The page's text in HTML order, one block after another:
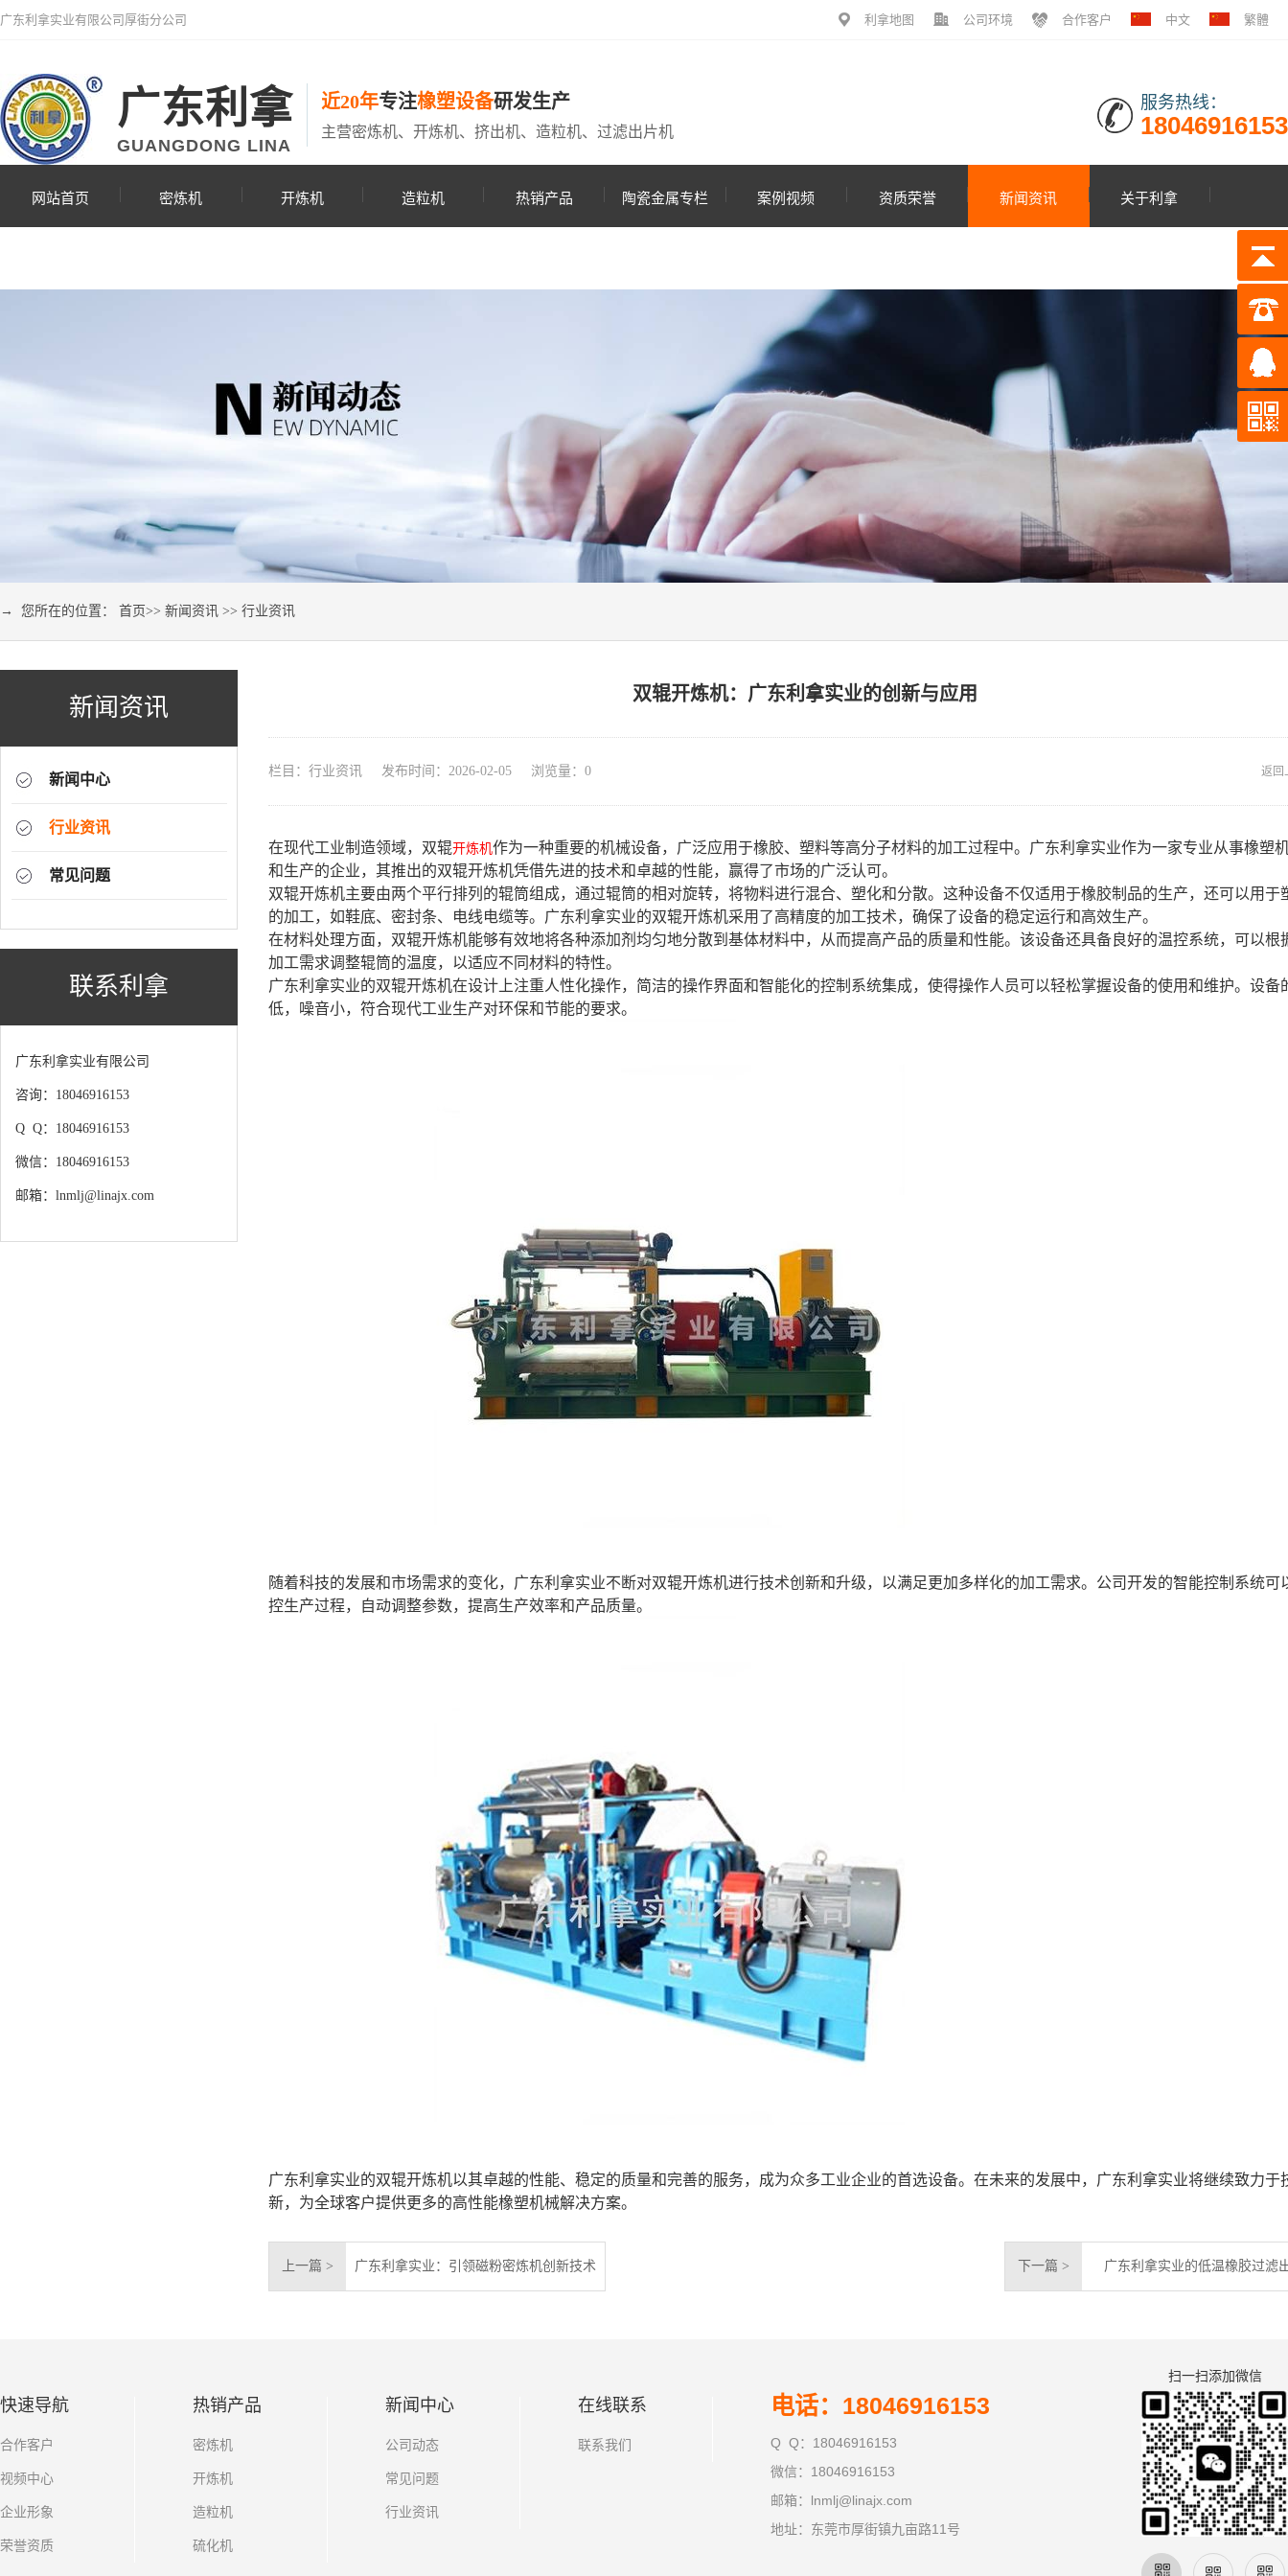
广东利拿实业有限公司厚街分公司 利拿地图 公司环境 合作客户 中文 繁體
广东利拿
GUANGDONG LINA
近20年专注橡塑设备研发生产
主营密炼机、开炼机、挤出机、造粒机、过滤出片机
服务热线：
18046916153
网站首页 密炼机 开炼机 造粒机 热销产品 陶瓷金属专栏 案例视频 资质荣誉 新闻资讯 关于利拿
→ 您所在的位置： 首页>> 新闻资讯 >> 行业资讯
新闻资讯
新闻中心
行业资讯
常见问题
联系利拿
广东利拿实业有限公司
咨询：18046916153
Q Q：18046916153
微信：18046916153
邮箱：lnmlj@linajx.com
双辊开炼机：广东利拿实业的创新与应用
栏目：行业资讯 发布时间：2026-02-05 浏览量： 0 返回
在现代工业制造领域，双辊开炼机作为一种重要的机械设备，广泛应用于橡胶、塑料等高分子材料的加工过程中。广东利拿实业作为一家专业从事橡塑
和生产的企业，其推出的双辊开炼机凭借先进的技术和卓越的性能，赢得了市场的广泛认可。
双辊开炼机主要由两个平行排列的辊筒组成，通过辊筒的相对旋转，将物料进行混合、塑化和分散。这种设备不仅适用于橡胶制品的生产，还可以用于
的加工，如鞋底、密封条、电线电缆等。广东利拿实业的双辊开炼机采用了高精度的加工技术，确保了设备的稳定运行和高效生产。
在材料处理方面，双辊开炼机能够有效地将各种添加剂均匀地分散到基体材料中，从而提高产品的质量和性能。该设备还具备良好的温控系统，可以根
加工需求调整辊筒的温度，以适应不同材料的特性。
广东利拿实业的双辊开炼机在设计上注重人性化操作，简洁的操作界面和智能化的控制系统集成，使得操作人员可以轻松掌握设备的使用和维护。设备
低，噪音小，符合现代工业生产对环保和节能的要求。
随着科技的发展和市场需求的变化，广东利拿实业不断对双辊开炼机进行技术创新和升级，以满足更加多样化的加工需求。公司开发的智能控制系统可
控生产过程，自动调整参数，提高生产效率和产品质量。
广东利拿实业的双辊开炼机以其卓越的性能、稳定的质量和完善的服务，成为众多工业企业的首选设备。在未来的发展中，广东利拿实业将继续致力于
新，为全球客户提供更多的高性能橡塑机械解决方案。
上一篇 > 广东利拿实业：引领磁粉密炼机创新技术 下一篇 > 广东利拿实业的低温橡胶过滤
快速导航
合作客户
视频中心
企业形象
荣誉资质
热销产品
密炼机
开炼机
造粒机
硫化机
新闻中心
公司动态
常见问题
行业资讯
在线联系
联系我们
电话：18046916153
Q Q：18046916153
微信：18046916153
邮箱：lnmlj@linajx.com
地址：东莞市厚街镇九亩路11号
扫一扫添加微信